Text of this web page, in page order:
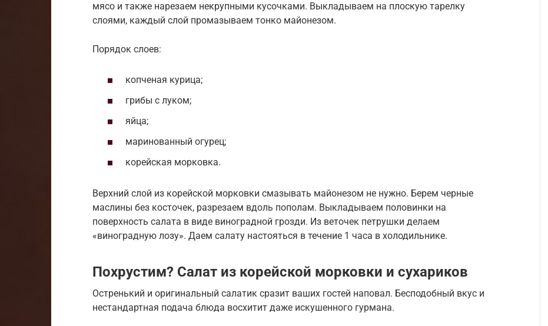
мясо и также нарезаем некрупными кусочками. Выкладываем на плоскую тарелку
слоями, каждый слой промазываем тонко майонезом.
Порядок слоев:
копченая курица;
грибы с луком;
яйца;
маринованный огурец;
корейская морковка.
Верхний слой из корейской морковки смазывать майонезом не нужно. Берем черные
маслины без косточек, разрезаем вдоль пополам. Выкладываем половинки на
поверхность салата в виде виноградной грозди. Из веточек петрушки делаем
«виноградную лозу». Даем салату настояться в течение 1 часа в холодильнике.
Похрустим? Салат из корейской морковки и сухариков
Остренький и оригинальный салатик сразит ваших гостей наповал. Бесподобный вкус и
нестандартная подача блюда восхитит даже искушенного гурмана.